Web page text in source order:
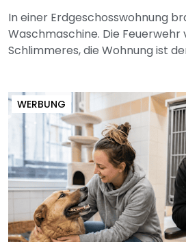
In einer Erdgeschosswohnung
Waschmaschine. Die
Schlimmeres, die Wohnung ist
WERBUNG